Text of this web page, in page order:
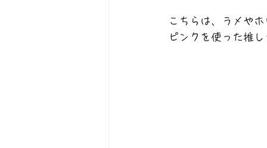
こちらは、ラメや
ピンクを使った推